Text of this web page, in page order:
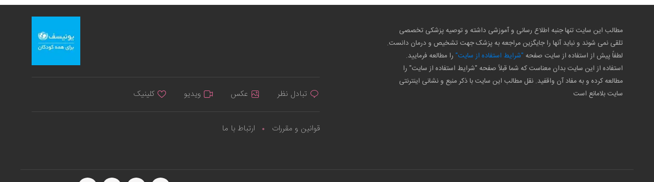
مطالب این سایت تنها جنبه اطلاع رسانی و آموزشی داشته و توصیه پزشکی تخصصی
تلقی نمی شوند و نباید آنها را جایگزین مراجعه به پزشک جهت تشخیص و درمان دانست.
لطفاً پیش از استفاده از سایت صفحه "شرایط استفاده از سایت" را مطالعه فرمایید.
استفاده از این سایت بدان معناست که شما قبلاً صفحه "شرایط استفاده از سایت" را
مطالعه کرده و به مفاد آن واقفید. نقل مطالب این سایت با ذکر منبع و نشانی اینترنتی
سایت بلامانع است
تبادل نظر عکس ویدیو کلینیک
قوانین و مقررات ارتباط با ما